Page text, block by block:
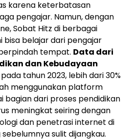
karena keterbatasan
pengajar. Namun, dengan
Sobat Hitz di berbagai
bisa belajar dari pengajar
tempat. Data dari
dan Kebudayaan
tahun 2023, lebih dari 30%
menggunakan platform
bagian dari proses pendidikan
meningkat seiring dengan
dan penetrasi internet di
sulit dijangkau.